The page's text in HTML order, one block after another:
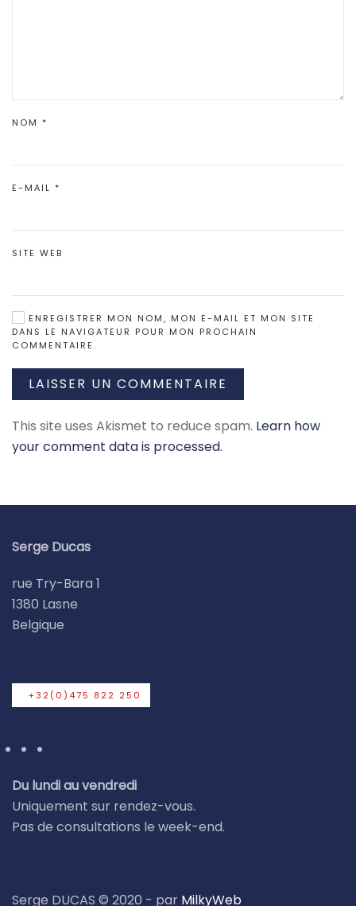
NOM *
E-MAIL *
SITE WEB
ENREGISTRER MON NOM, MON E-MAIL ET MON SITE
DANS LE NAVIGATEUR POUR MON PROCHAIN
COMMENTAIRE.
LAISSER UN COMMENTAIRE
This site uses Akismet to reduce spam. Learn how
your comment data is processed.
Serge Ducas
rue Try-Bara 1
1380 Lasne
Belgique
+32(0)475 822 250
Du lundi au vendredi
Uniquement sur rendez-vous.
Pas de consultations le week-end.
Serge DUCAS © 2020 - par MilkyWeb